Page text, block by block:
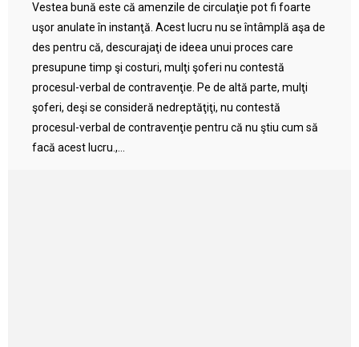
Vestea bună este că amenzile de circulaţie pot fi foarte
uşor anulate în instanţă. Acest lucru nu se întâmplă aşa de
des pentru că, descurajaţi de ideea unui proces care
presupune timp şi costuri, mulţi şoferi nu contestă
procesul-verbal de contravenţie. Pe de altă parte, mulţi
şoferi, deşi se consideră nedreptăţiţi, nu contestă
procesul-verbal de contravenţie pentru că nu ştiu cum să
facă acest lucru.,...